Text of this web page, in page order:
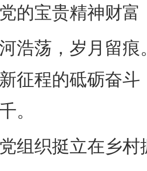
的宝贵精神财
荡，岁月留痕
征程的砥砺奋
。
织挺立在乡村